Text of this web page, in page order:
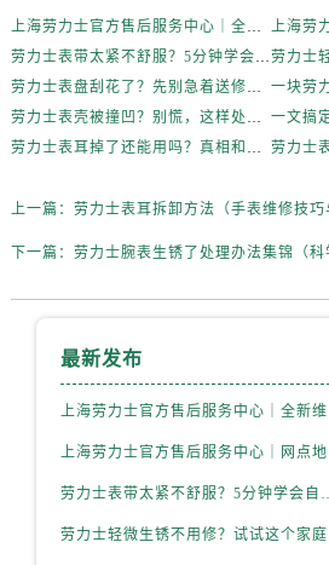
上一篇： 劳力士表耳拆卸方法（手表维修技巧
下一篇： 劳力士腕表生锈了处理办法集锦（科
最新发布